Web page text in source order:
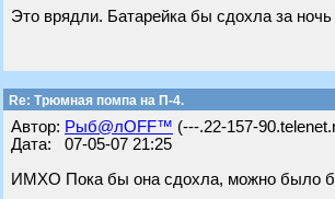
Это врядли. Батарейка бы сдохла за
Re: Трюмная помпа на П-4.
Автор: Рыб@лOFF™ (---.22-157-
Дата: 07-05-07 21:25
ИМХО Пока бы она сдохла, можно было